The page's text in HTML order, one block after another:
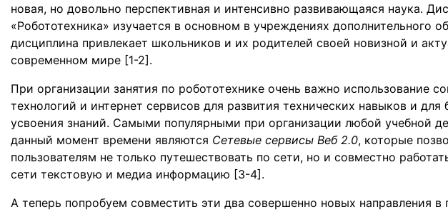
новая, но довольно перспективная и интенсивно развивающаяся наука.
«Робототехника» изучается в основном в учреждениях дополнительного
дисциплина привлекает школьников и их родителей своей новизной и
современном мире [1-2].
При организации занятия по робототехнике очень важно использование
технологий и интернет сервисов для развития технических навыков и для
усвоения знаний. Самыми популярными при организации любой учебной
данный момент времени являются Сетевые сервисы Веб 2.0, которые
пользователям не только путешествовать по сети, но и совместно
сети текстовую и медиа информацию [3-4].
А теперь попробуем совместить эти два совершенно новых направления в